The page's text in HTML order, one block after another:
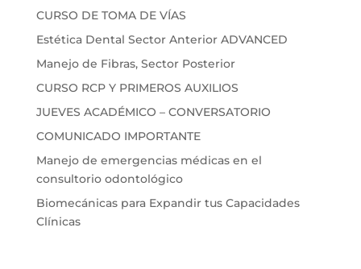
CURSO DE TOMA DE VÍAS
Estética Dental Sector Anterior ADVANCED
Manejo de Fibras, Sector Posterior
CURSO RCP Y PRIMEROS AUXILIOS
JUEVES ACADÉMICO – CONVERSATORIO
COMUNICADO IMPORTANTE
Manejo de emergencias médicas en el
consultorio odontológico
Biomecánicas para Expandir tus Capacidades
Clínicas